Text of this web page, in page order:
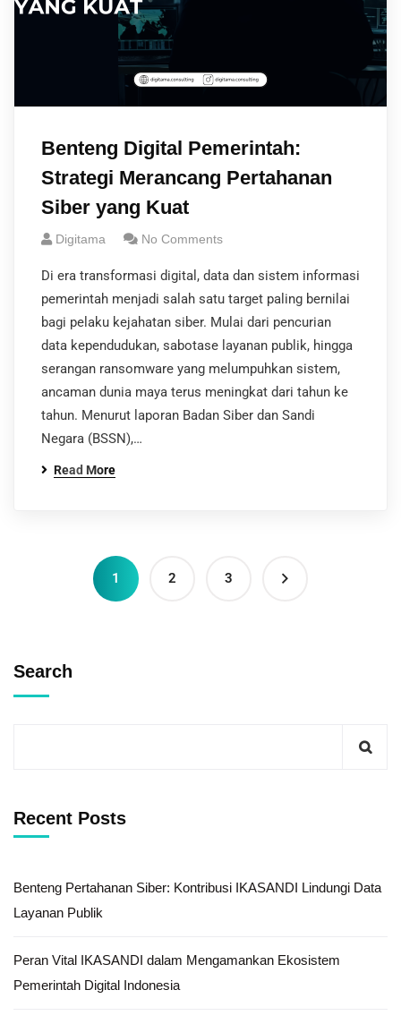
Benteng Digital Pemerintah:
Strategi Merancang Pertahanan
Siber yang Kuat
Digitama No Comments
Di era transformasi digital, data dan sistem informasi
pemerintah menjadi salah satu target paling bernilai
bagi pelaku kejahatan siber. Mulai dari pencurian
data kependudukan, sabotase layanan publik, hingga
serangan ransomware yang melumpuhkan sistem,
ancaman dunia maya terus meningkat dari tahun ke
tahun. Menurut laporan Badan Siber dan Sandi
Negara (BSSN),…
Read More
1 2 3
Search
Recent Posts
Benteng Pertahanan Siber: Kontribusi IKASANDI Lindungi Data
Layanan Publik
Peran Vital IKASANDI dalam Mengamankan Ekosistem
Pemerintah Digital Indonesia